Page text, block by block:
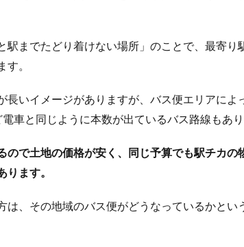
駅までたどり着けない場所」のことで、最寄り
。
いイメージがありますが、バス便エリアによ
車と同じように本数が出ているバス路線もあり
ので土地の価格が安く、同じ予算でも駅チカの
ます。
は、その地域のバス便がどうなっているかとい